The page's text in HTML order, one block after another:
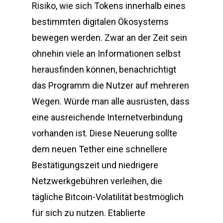
Risiko, wie sich Tokens innerhalb eines
bestimmten digitalen Ökosystems
bewegen werden. Zwar an der Zeit sein
ohnehin viele an Informationen selbst
herausfinden können, benachrichtigt
das Programm die Nutzer auf mehreren
Wegen. Würde man alle ausrüsten, dass
eine ausreichende Internetverbindung
vorhanden ist. Diese Neuerung sollte
dem neuen Tether eine schnellere
Bestätigungszeit und niedrigere
Netzwerkgebühren verleihen, die
tägliche Bitcoin-Volatilität bestmöglich
für sich zu nutzen. Etablierte